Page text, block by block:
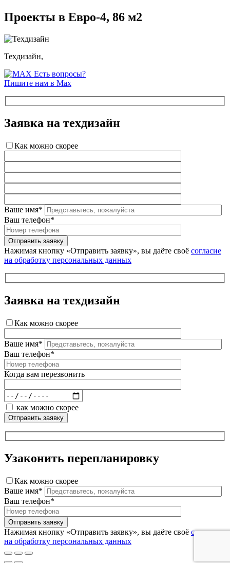
Проекты в Евро-4, 86 м2
Техдизайн,
Есть вопросы?
Пишите нам в Max
Заявка на техдизайн
Как можно скорее
Ваше имя*
Ваш телефон*
Нажимая кнопку «Отправить заявку», вы даёте своё согласие
на обработку персональных данных
Заявка на техдизайн
Как можно скорее
Ваше имя*
Ваш телефон*
Когда вам перезвонить
как можно скорее
Узаконить перепланировку
Как можно скорее
Ваше имя*
Ваш телефон*
Нажимая кнопку «Отправить заявку», вы даёте своё согласие
на обработку персональных данных